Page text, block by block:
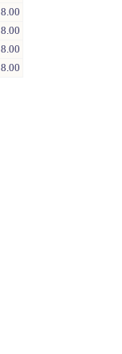
8.00
8.00
8.00
8.00